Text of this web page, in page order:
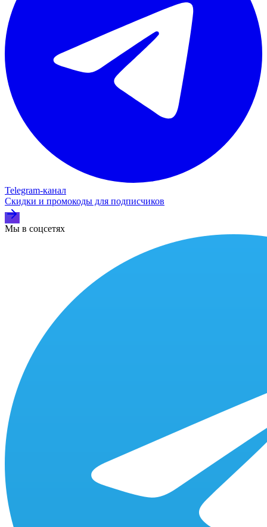
Telegram‑канал
Скидки и промокоды для подписчиков
Мы в соцсетях